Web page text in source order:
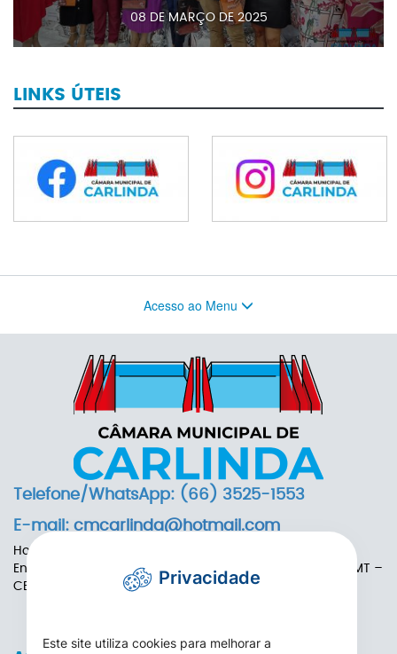
08 DE MARÇO DE 2025
LINKS ÚTEIS
Acesso ao Menu
Telefone/WhatsApp: (66) 3525-1553
E-mail: cmcarlinda@hotmail.com
Horário de Funcionamento: das 7h às 13h
Endereço: Rua das Adálias, nº 646, Centro de Carlinda-MT –
CEP: 78587-000
Privacidade
Este site utiliza cookies para melhorar a